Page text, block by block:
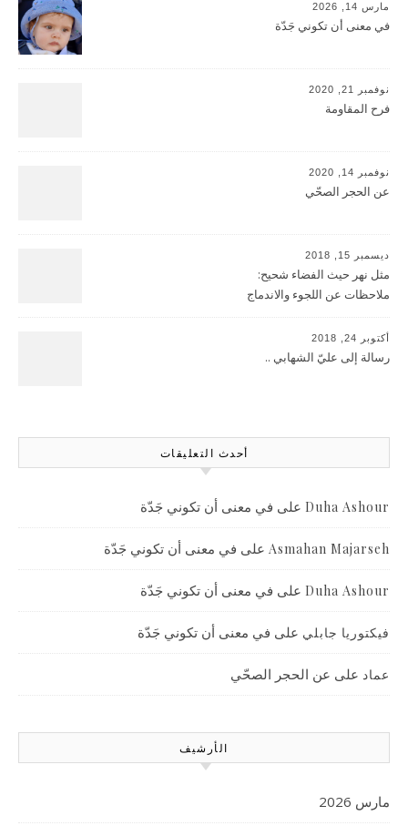
مارس 14, 2026
في معنى أن تكوني جَدّة
نوفمبر 21, 2020
فرح المقاومة
نوفمبر 14, 2020
عن الحجر الصحّي
ديسمبر 15, 2018
مثل نهر حيث الفضاء شحيح:
ملاحظات عن اللجوء والاندماج
أكتوبر 24, 2018
رسالة إلى عليّ الشهابي ..
أحدث التعليقات
Duha Ashour على في معنى أن تكوني جَدّة
Asmahan Majarseh على في معنى أن تكوني جَدّة
Duha Ashour على في معنى أن تكوني جَدّة
فيكتوريا جابلي على في معنى أن تكوني جَدّة
عماد على عن الحجر الصحّي
الأرشيف
مارس 2026